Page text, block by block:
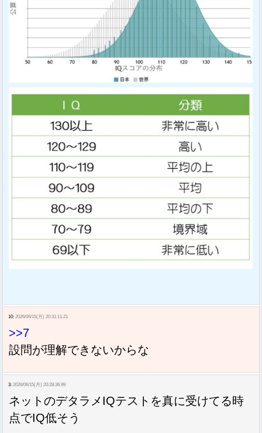
10: 2026/06/15(月) 20:31:11.21
>>7
設問が理解できないからな
3: 2026/06/15(月) 20:28:36.99
ネットのデタラメIQテストを真に受けてる時
点でIQ低そう